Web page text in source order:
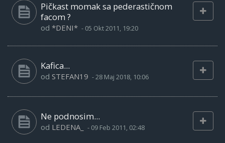
Pičkast momak sa pederastičnom
facom ?
od *DENI* - 05 Okt 2011, 19:20
Kafica...
od STEFAN19 -28 Maj 2018, 10:06
Ne podnosim...
od LEDENA_ - 09 Feb 2011, 02:48